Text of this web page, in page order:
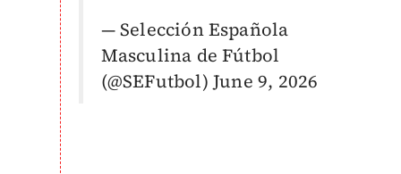
— Selección Española
Masculina de Fútbol
(@SEFutbol) June 9, 2026